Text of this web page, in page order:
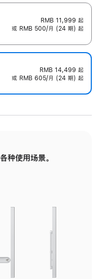
RMB 11,999 起
或 RMB 500/月 (24 期) 起
RMB 14,499 起
或 RMB 605/月 (24 期) 起
种使用场景。